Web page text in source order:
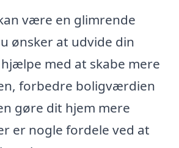
være en glimrende
ønsker at udvide din
med at skabe mere
forbedre boligværdien
gøre dit hjem mere
er nogle fordele ved at